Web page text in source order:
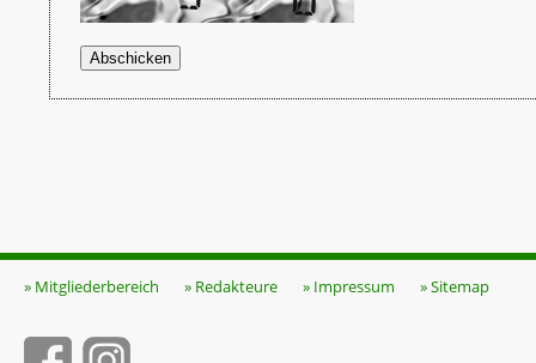
» Mitgliederbereich » Redakteure » Impressum » Sitemap